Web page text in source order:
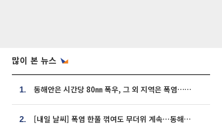
많이 본 뉴스
1. 동해안은 시간당 80㎜ 폭우, 그 외 지역은 폭염…‘극과 극 날씨’
2. [내일 날씨] 폭염 한풀 꺾여도 무더위 계속⋯동해안 이틀 연속 비